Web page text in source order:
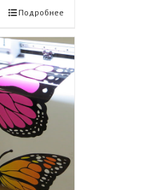
Подробнее